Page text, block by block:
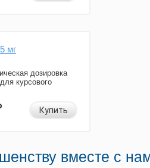
мг
дозировка
курсового
Купить
вместе с